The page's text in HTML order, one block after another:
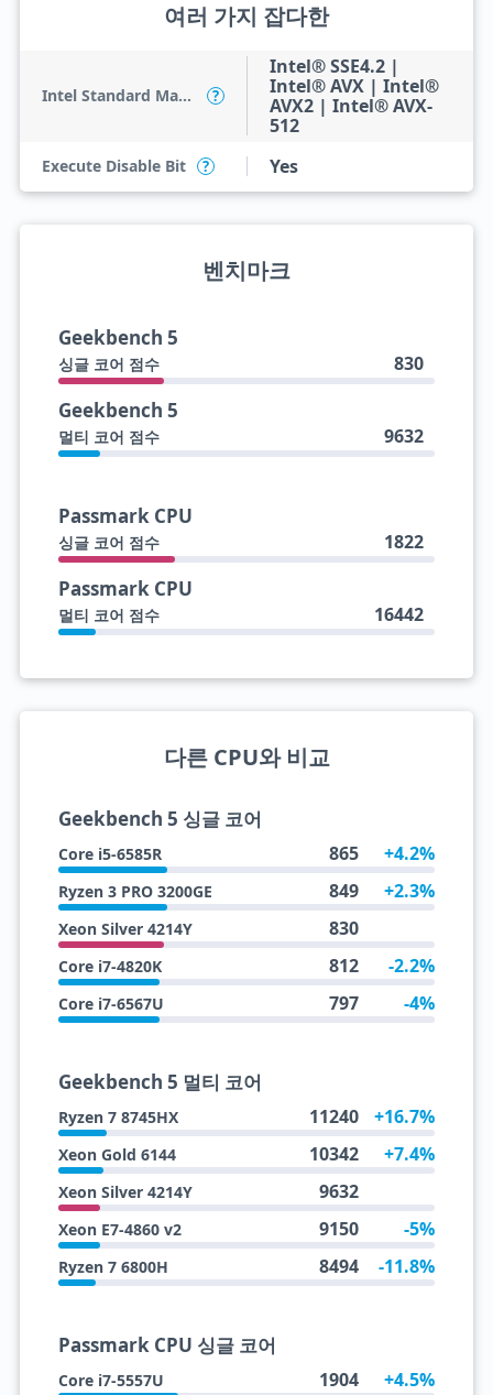
여러 가지 잡다한
Intel Standard Manageability (ISM) ?
Intel® SSE4.2 |
Intel® AVX | Intel®
AVX2 | Intel® AVX-
512
Execute Disable Bit ? Yes
벤치마크
Geekbench 5
싱글 코어 점수 830
Geekbench 5
멀티 코어 점수 9632
Passmark CPU
싱글 코어 점수 1822
Passmark CPU
멀티 코어 점수 16442
다른 CPU와 비교
Geekbench 5 싱글 코어
Core i5-6585R 865 +4.2%
Ryzen 3 PRO 3200GE 849 +2.3%
Xeon Silver 4214Y 830
Core i7-4820K 812 -2.2%
Core i7-6567U 797 -4%
Geekbench 5 멀티 코어
Ryzen 7 8745HX 11240 +16.7%
Xeon Gold 6144 10342 +7.4%
Xeon Silver 4214Y 9632
Xeon E7-4860 v2 9150 -5%
Ryzen 7 6800H 8494 -11.8%
Passmark CPU 싱글 코어
Core i7-5557U 1904 +4.5%